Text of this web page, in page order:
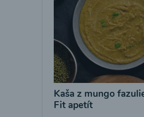
Kaša z mungo
Fit apetít